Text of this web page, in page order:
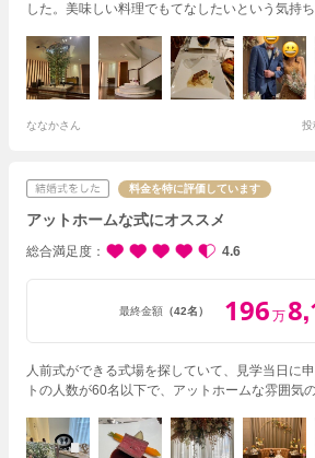
した。 美味しい料理でもてなしたいという気持
リでした！
試食会に参加した中で1番料理が美味
場を決めました！式は人前式で行いましたが、
で行いました。ロビーもシンボルツリーや螺旋
た！決め手だった料理も勿論参列者さんから評
ななかさん 投
料金を特に評価しています
アットホームな式にオススメ
総合満足度 4.6
最終金額 （42名） 196 万8,
人前式ができる式場を探していて、見学当日に
トの人数が60名以下で、アットホームな雰囲気
合わせでは、私たちのやりたいことを聞いてく
できるか提案してくださったりと、スムーズに